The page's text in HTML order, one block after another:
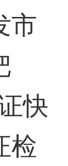
市
快
检